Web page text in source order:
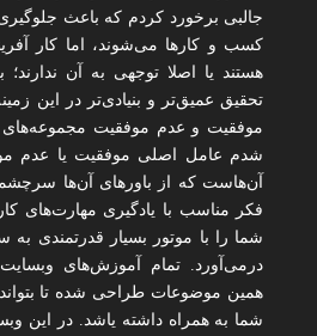
جالبی برخورد کردم که باعث
کسب و کارها می‌شوند، اما کار
هستند یا اصلا توجهی به آن
تحقیق عمیق‌تر و بنیادی‌تر در این
موفقیت و عدم موفقیت مجموعه‌های
شدم عامل اصلی موفقیت یا عدم
آن‌هاست که از باورهای آن‌ها
فکر مناسب با یادگیری مهارت‌های
شما را با موتور بسیار قدرتمندی
همین موضوعات طراحی شده تا بتواند
شما به همراه داشته یاشد. در این